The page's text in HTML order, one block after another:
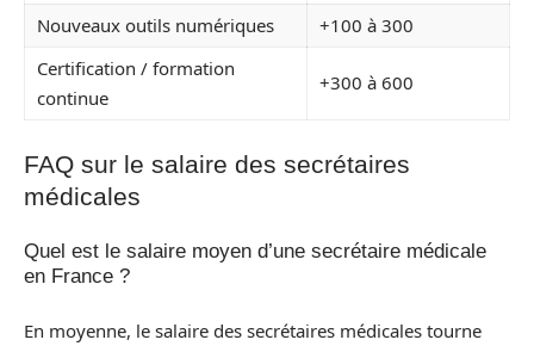
Nouveaux outils numériques
+100 à 300
Certification / formation
continue
+300 à 600
FAQ sur le salaire des secrétaires
médicales
Quel est le salaire moyen d’une secrétaire médicale
en France ?
En moyenne, le salaire des secrétaires médicales tourne